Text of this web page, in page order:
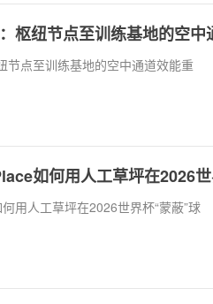
枢纽节点至训练基地的空中
节点至训练基地的空中通道效能重
如何用人工草坪在2026
用人工草坪在2026世界杯“蒙蔽”球